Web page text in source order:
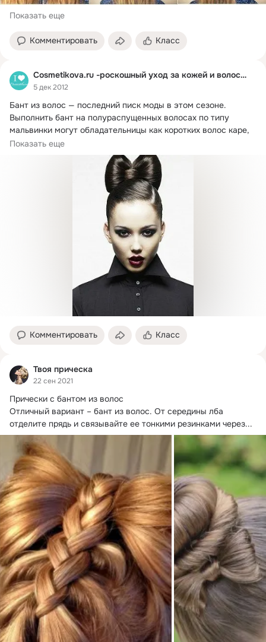
Показать еще
Комментировать Класс
Cosmetikova.ru -роскошный уход за кожей и волосами
5 дек 2012
Бант из волос — последний писк моды в этом сезоне.
Выполнить бант на полураспущенных волосах по типу
мальвинки могут обладательницы как коротких волос каре,
так и длинноволосые красавицы.
Показать еще
Комментировать Класс
Твоя прическа
22 сен 2021
Прически с бантом из волос
Отличный вариант – бант из волос. От середины лба
отделите прядь и связывайте ее тонкими резинками через...